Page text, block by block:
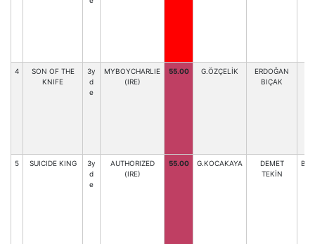
4
SON OF THE
KNIFE
3y
d
e
MYBOYCHARLIE
(IRE)
55.00 G.ÖZÇELİK
ERDOĞAN
BIÇAK
5 SUICIDE KING
3y
d
e
AUTHORIZED
(IRE)
55.00 G.KOCAKAYA
DEMET
TEKİN